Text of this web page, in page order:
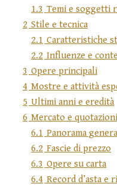
1.3 Temi e soggetti
2 Stile e tecnica
2.1 Caratteristiche
2.2 Influenze e
3 Opere principali
4 Mostre e attività
5 Ultimi anni e eredità
6 Mercato e quotazioni
6.1 Panorama
6.2 Fascie di prezzo
6.3 Opere su carta
6.4 Record d’asta e